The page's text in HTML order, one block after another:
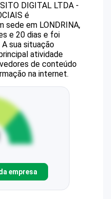
DIGITAL LTDA -
é
sede em LONDRINA,
e 20 dias e foi
A sua situação
atividade
de conteúdo
na internet.
empresa